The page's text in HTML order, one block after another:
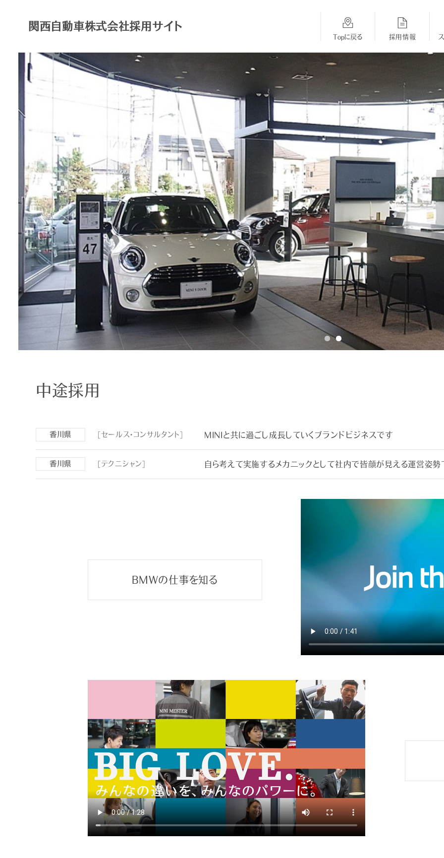
関西自動車株式会社採用サイト
Topに戻る
総合採用
Topに戻る
採用Topに戻る
採用Topに戻る
採用情報
中途採用
香川県 [セールス・コンサルタント] MINIと共に過ごし成長していくブランドビジネスです
香川県 [テクニシャン] 自ら考えて実施するメカニックとして社内で皆顔が見える運営姿勢
BMWの仕事を知る